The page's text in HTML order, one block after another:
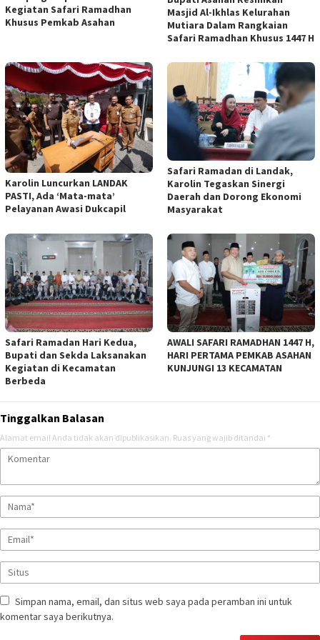
Kegiatan Safari Ramadhan
Khusus Pemkab Asahan
Masjid Al-Ikhlas Kelurahan
Mutiara Dalam Rangkaian
Safari Ramadhan Khusus 1447 H
Karolin Luncurkan LANDAK
PASTI, Ada ‘Mata-mata’
Pelayanan Awasi Dukcapil
Safari Ramadan di Landak,
Karolin Tegaskan Sinergi
Daerah dan Dorong Ekonomi
Masyarakat
Safari Ramadan Hari Kedua,
Bupati dan Sekda Laksanakan
Kegiatan di Kecamatan
Berbeda
AWALI SAFARI RAMADHAN 1447 H,
HARI PERTAMA PEMKAB ASAHAN
KUNJUNGI 13 KECAMATAN
Tinggalkan Balasan
Alamat email Anda tidak akan dipublikasikan. Ruas yang wajib ditandai *
Simpan nama, email, dan situs web saya pada peramban ini untuk
komentar saya berikutnya.